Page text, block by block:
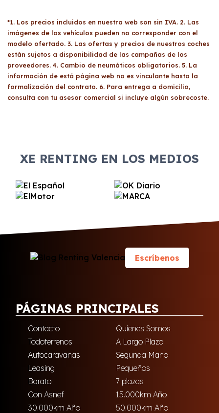
año en curso y un recibo bancario con el
IBAN y titular. También se requiere el acta de
titularidad real y la escritura de constitución y
poderes de la empresa.
un carné de conducir válido. No hay
restricciones específicas sobre quién puede
utilizar el vehículo, pero es recomendable
revisar las condiciones del contrato antes de
compartirlo para evitar sorpresas.
*1. Los precios incluidos en nuestra web son sin IVA. 2. Las
imágenes de los vehículos pueden no corresponder con el
modelo ofertado. 3. Las ofertas y precios de nuestros coches
están sujetos a disponibilidad de las campañas de los
proveedores. 4. Cambio de neumáticos obligatorios. 5. La
información de está página web no es vinculante hasta la
formalización del contrato. 6. Para entrega a domicilio,
consulta con tu asesor comercial si incluye algún sobrecoste.
XE RENTING EN LOS MEDIOS
Escríbenos
PÁGINAS PRINCIPALES
Contacto
Quienes Somos
Todoterrenos
A Largo Plazo
Autocaravanas
Segunda Mano
Leasing
Pequeños
Barato
7 plazas
Con Asnef
15.000km Año
30.000km Año
50.000km Año